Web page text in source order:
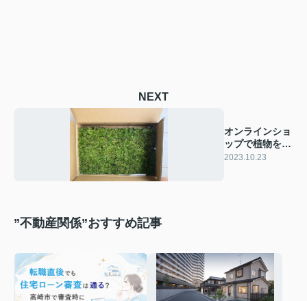
NEXT
オンラインショ
ップで植物を買
う
2023.10.23
”不動産関係”おすすめ記事